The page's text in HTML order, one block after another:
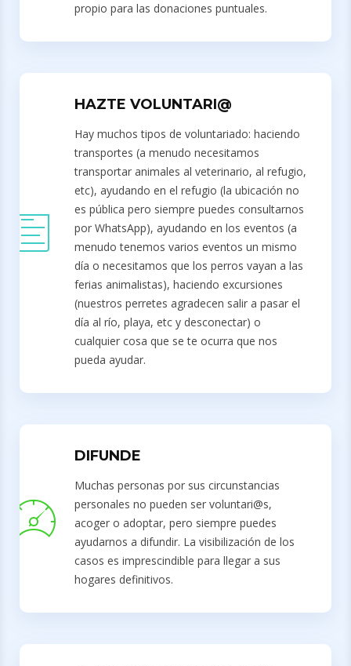
propio para las donaciones puntuales.
HAZTE VOLUNTARI@
Hay muchos tipos de voluntariado: haciendo
transportes (a menudo necesitamos
transportar animales al veterinario, al refugio,
etc), ayudando en el refugio (la ubicación no
es pública pero siempre puedes consultarnos
por WhatsApp), ayudando en los eventos (a
menudo tenemos varios eventos un mismo
día o necesitamos que los perros vayan a las
ferias animalistas), haciendo excursiones
(nuestros perretes agradecen salir a pasar el
día al río, playa, etc y desconectar) o
cualquier cosa que se te ocurra que nos
pueda ayudar.
DIFUNDE
Muchas personas por sus circunstancias
personales no pueden ser voluntari@s,
acoger o adoptar, pero siempre puedes
ayudarnos a difundir. La visibilización de los
casos es imprescindible para llegar a sus
hogares definitivos.